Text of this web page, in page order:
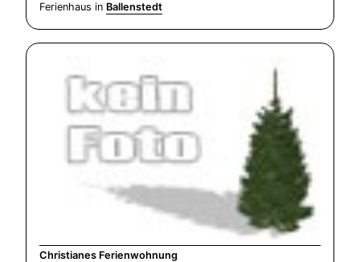
Ferienhaus in Ballenstedt
Christianes Ferienwohnung